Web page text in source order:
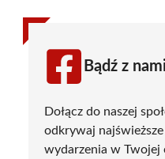
Bądź z
Dołącz do naszej
odkrywaj
wydarzenia w Twojej